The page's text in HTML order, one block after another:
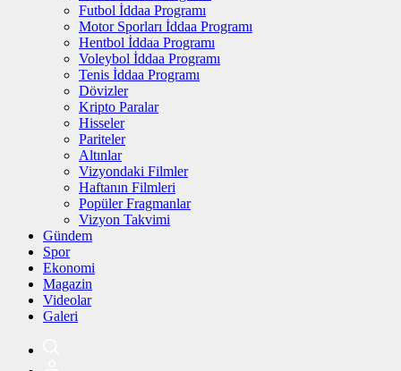
Futbol İddaa Programı
Motor Sporları İddaa Programı
Hentbol İddaa Programı
Voleybol İddaa Programı
Tenis İddaa Programı
Dövizler
Kripto Paralar
Hisseler
Pariteler
Altınlar
Vizyondaki Filmler
Haftanın Filmleri
Popüler Fragmanlar
Vizyon Takvimi
Gündem
Spor
Ekonomi
Magazin
Videolar
Galeri